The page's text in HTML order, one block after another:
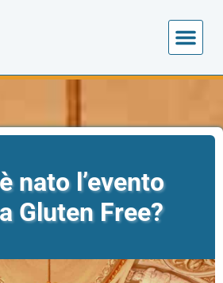
nato l’evento
Gluten Free?